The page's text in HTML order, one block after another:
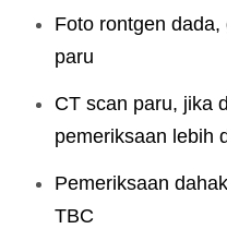
Foto rontgen
paru
CT scan paru, jika
pemeriksaan lebih
Pemeriksaan
TBC